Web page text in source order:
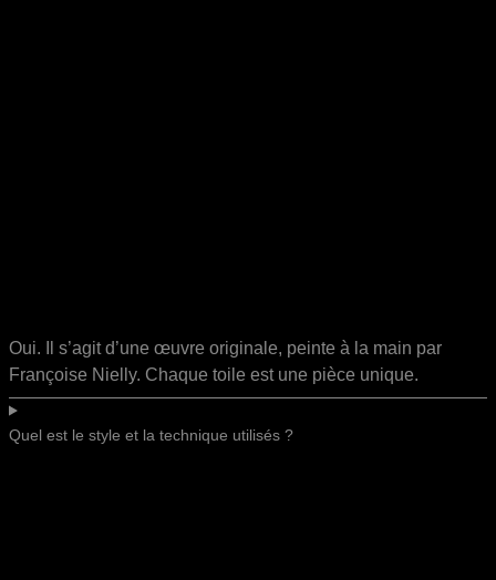
Oui. Il s’agit d’une œuvre originale, peinte à la main par
Françoise Nielly. Chaque toile est une pièce unique.
Quel est le style et la technique utilisés ?